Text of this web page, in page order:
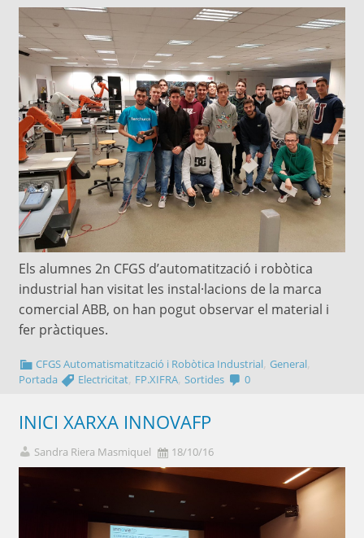
Els alumnes 2n CFGS d’automatització i robòtica
industrial han visitat les instal·lacions de la marca
comercial ABB, on han pogut observar el material i
fer pràctiques.
CFGS Automatismatització i Robòtica Industrial ,General
Portada Electricitat FP.XIFRA ,Sortides 0
INICI XARXA INNOVAFP
Sandra Riera Masmiquel 18/10/16